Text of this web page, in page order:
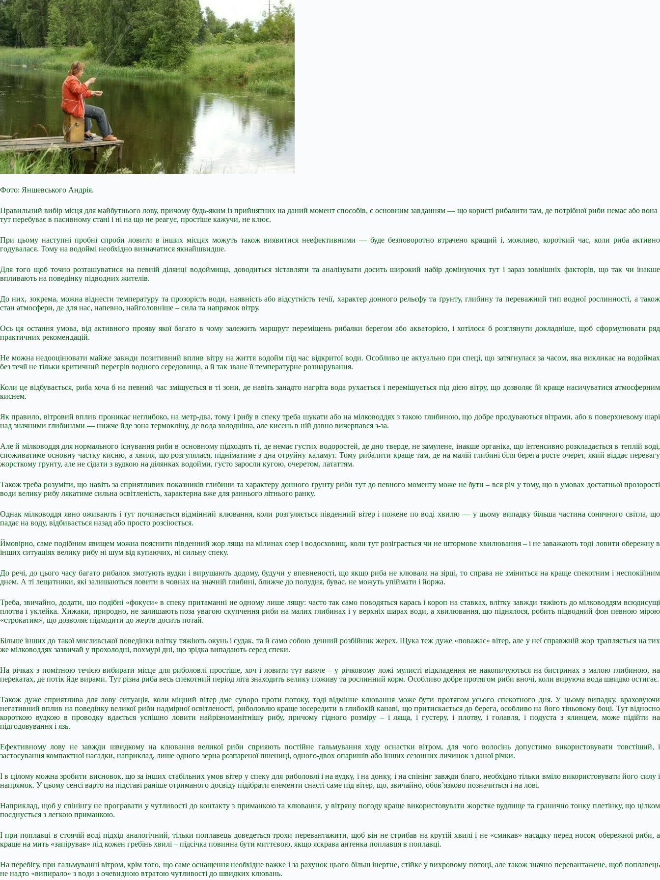
Фото: Яншевського Андрія.
Правильний вибір місця для майбутнього лову, причому будь-яким із прийнятних на даний момент способів, є основним завданням — що користі рибалити там, де потрібної риби немає або вона
тут перебуває в пасивному стані і ні на що не реагує, простіше кажучи, не клює.
При цьому наступні пробні спроби ловити в інших місцях можуть також виявитися неефективними — буде безповоротно втрачено кращий і, можливо, короткий час, коли риба активно
годувалася. Тому на водоймі необхідно визначатися якнайшвидше.
Для того щоб точно розташуватися на певній ділянці водоймища, доводиться зіставляти та аналізувати досить широкий набір домінуючих тут і зараз зовнішніх факторів, що так чи інакше
впливають на поведінку підводних жителів.
До них, зокрема, можна віднести температуру та прозорість води, наявність або відсутність течії, характер донного рельєфу та ґрунту, глибину та переважний тип водної рослинності, а також
стан атмосфери, де для нас, напевно, найголовніше – сила та напрямок вітру.
Ось ця остання умова, від активного прояву якої багато в чому залежить маршрут переміщень рибалки берегом або акваторією, і хотілося б розглянути докладніше, щоб сформулювати ряд
практичних рекомендацій.
Не можна недооцінювати майже завжди позитивний вплив вітру на життя водойм під час відкритої води. Особливо це актуально при спеці, що затягнулася за часом, яка викликає на водоймах
без течії не тільки критичний перегрів водного середовища, а й так зване її температурне розшарування.
Коли це відбувається, риба хоча б на певний час зміщується в ті зони, де навіть занадто нагріта вода рухається і перемішується під дією вітру, що дозволяє їй краще насичуватися атмосферним
киснем.
Як правило, вітровий вплив проникає неглибоко, на метр-два, тому і рибу в спеку треба шукати або на мілководдях з такою глибиною, що добре продуваються вітрами, або в поверхневому шарі
над значними глибинами — нижче йде зона термокліну, де вода холодніша, але кисень в ній давно вичерпався з-за.
Але й мілководдя для нормального існування риби в основному підходять ті, де немає густих водоростей, де дно тверде, не замулене, інакше органіка, що інтенсивно розкладається в теплій воді,
споживатиме основну частку кисню, а хвиля, що розгулялася, підніматиме з дна отруйну каламут. Тому рибалити краще там, де на малій глибині біля берега росте очерет, який віддає перевагу
жорсткому грунту, але не сідати з вудкою на ділянках водойми, густо заросли кугою, очеретом, лататтям.
Також треба розуміти, що навіть за сприятливих показників глибини та характеру донного ґрунту риби тут до певного моменту може не бути – вся річ у тому, що в умовах достатньої прозорості
води велику рибу лякатиме сильна освітленість, характерна вже для раннього літнього ранку.
Однак мілководдя явно оживають і тут починається відмінний клювання, коли розгуляється південний вітер і пожене по воді хвилю — у цьому випадку більша частина сонячного світла, що
падає на воду, відбивається назад або просто розсіюється.
Ймовірно, саме подібним явищем можна пояснити південний жор ляща на мілинах озер і водосховищ, коли тут розіграється чи не штормове хвилювання – і не заважають тоді ловити обережну в
інших ситуаціях велику рибу ні шум від купаючих, ні сильну спеку.
До речі, до цього часу багато рибалок змотують вудки і вирушають додому, будучи у впевненості, що якщо риба не клювала на зірці, то справа не зміниться на краще спекотним і неспокійним
днем. А ті лещатники, які залишаються ловити в човнах на значній глибині, ближче до полудня, буває, не можуть упіймати і йоржа.
Треба, звичайно, додати, що подібні «фокуси» в спеку притаманні не одному лише лящу: часто так само поводяться карась і короп на ставках, влітку завжди тяжіють до мілководдям всюдисущі
плотва і уклейка. Хижаки, природно, не залишають поза увагою скупчення риби на малих глибинах і у верхніх шарах води, а хвилювання, що піднялося, робить підводний фон певною мірою
«строкатим», що дозволяє підходити до жертв досить потай.
Більше інших до такої мисливської поведінки влітку тяжіють окунь і судак, та й само собою денний розбійник жерех. Щука теж дуже «поважає» вітер, але у неї справжній жор трапляється на тих
же мілководдях зазвичай у прохолодні, похмурі дні, що зрідка випадають серед спеки.
На річках з помітною течією вибирати місце для риболовлі простіше, хоч і ловити тут важче – у річковому ложі мулисті відкладення не накопичуються на бистринах з малою глибиною, на
перекатах, де потік йде вирами. Тут різна риба весь спекотний період літа знаходить велику поживу та рослинний корм. Особливо добре протягом риби вночі, коли вируюча вода швидко остигає.
Також дуже сприятлива для лову ситуація, коли міцний вітер дме суворо проти потоку, тоді відмінне клювання може бути протягом усього спекотного дня. У цьому випадку, враховуючи
негативний вплив на поведінку великої риби надмірної освітленості, риболовлю краще зосередити в глибокій канаві, що притискається до берега, особливо на його тіньовому боці. Тут відносно
короткою вудкою в проводку вдається успішно ловити найрізноманітнішу рибу, причому гідного розміру – і ляща, і густеру, і плотву, і голавля, і подуста з ялинцем, може підійти на
підгодовування і язь.
Ефективному лову не завжди швидкому на клювання великої риби сприяють постійне гальмування ходу оснастки вітром, для чого волосінь допустимо використовувати товстіший, і
застосування компактної насадки, наприклад, лише одного зерна розпареної пшениці, одного-двох опаришів або інших сезонних личинок з даної річки.
І в цілому можна зробити висновок, що за інших стабільних умов вітер у спеку для риболовлі і на вудку, і на донку, і на спінінг завжди благо, необхідно тільки вміло використовувати його силу і
напрямок. У цьому сенсі варто на підставі раніше отриманого досвіду підібрати елементи снасті саме під вітер, що, звичайно, обов’язково позначиться і на лові.
Наприклад, щоб у спінінгу не програвати у чутливості до контакту з приманкою та клювання, у вітряну погоду краще використовувати жорстке вудлище та гранично тонку плетінку, що цілком
поєднується з легкою приманкою.
І при поплавці в стоячій воді підхід аналогічний, тільки поплавець доведеться трохи перевантажити, щоб він не стрибав на крутій хвилі і не «смикав» насадку перед носом обережної риби, а
краще на мить «запірував» під кожен гребінь хвилі – підсічка повинна бути миттєвою, якщо яскрава антенка поплавця в поплавці.
На перебігу, при гальмуванні вітром, крім того, що саме оснащення необхідне важке і за рахунок цього більш інертне, стійке у вихровому потоці, але також значно перевантажене, щоб поплавець
не надто «випирало» з води з очевидною втратою чутливості до швидких клювань.